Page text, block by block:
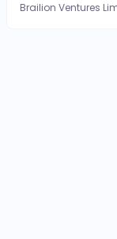
Brailion Ventures